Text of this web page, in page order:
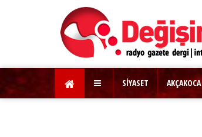
SİYASET AKÇAKOCA